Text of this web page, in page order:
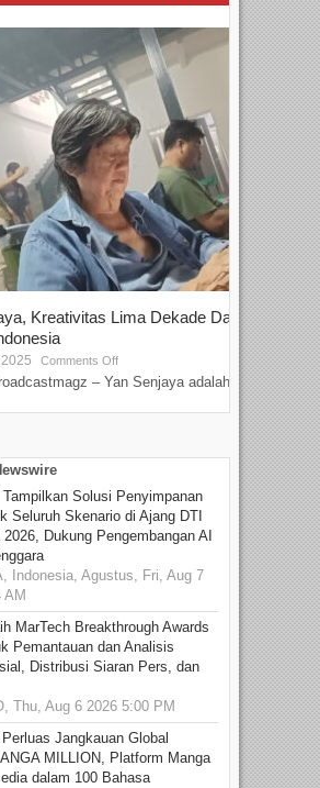
Kreativitas Lima Dekade Dalam
Comments Off
– Yan Senjaya adalah...
Solusi Penyimpanan
Seluruh Skenario di Ajang DTI
2026, Dukung Pengembangan AI
Indonesia, Agustus, Fri, Aug 7
AM
MarTech Breakthrough Awards
Pemantauan dan Analisis
Distribusi Siaran Pers, dan
Thu, Aug 6 2026 5:00 PM
Jangkauan Global
MILLION, Platform Manga
dalam 100 Bahasa